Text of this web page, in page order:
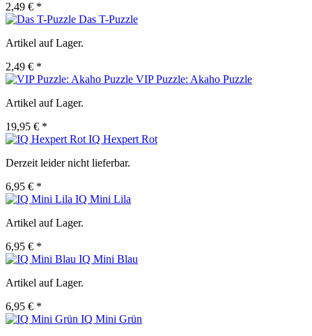
2,49 € *
Das T-Puzzle
Artikel auf Lager.
2,49 € *
VIP Puzzle: Akaho Puzzle
Artikel auf Lager.
19,95 € *
IQ Hexpert Rot
Derzeit leider nicht lieferbar.
6,95 € *
IQ Mini Lila
Artikel auf Lager.
6,95 € *
IQ Mini Blau
Artikel auf Lager.
6,95 € *
IQ Mini Grün